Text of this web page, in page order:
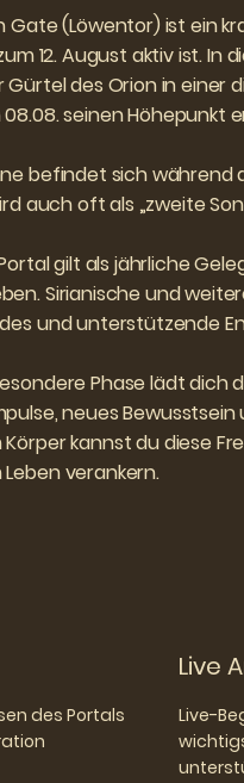
Gate (Löwentor) ist ein
12. August aktiv ist. In
Gürtel des Orion in einer
seinen Höhepunkt
befindet sich während
auch oft als „zweite
gilt als jährliche
Sirianische und
und unterstützende
Phase lädt
neues
Körper kannst du diese
verankern.
des Portals
Live
Live-